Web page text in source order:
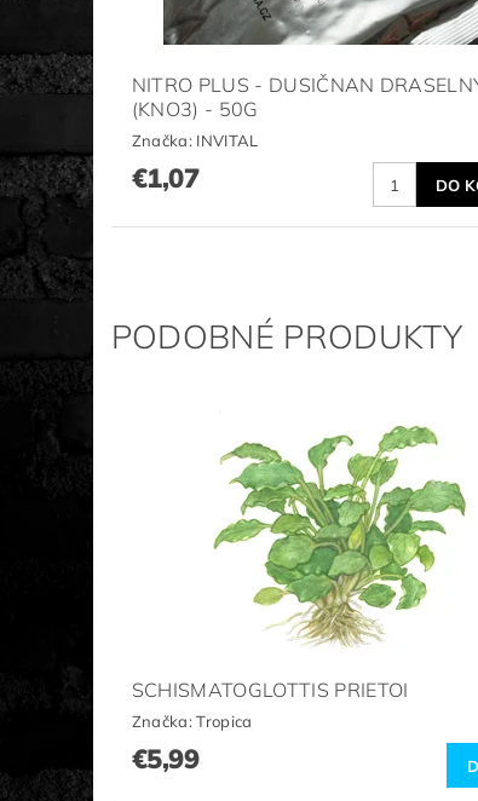
NITRO PLUS - DUSIČNAN
(KNO3) - 50G
Značka: INVITAL
€1,07
PODOBNÉ PRODUKTY
SCHISMATOGLOTTIS PRIETOI
Značka:Tropica
€5,99